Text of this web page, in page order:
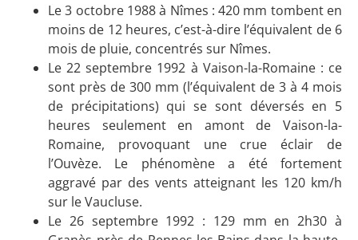
Le 3 octobre 1988 à Nîmes : 420 mm tombent en
moins de 12 heures, c’est-à-dire l’équivalent de 6
mois de pluie, concentrés sur Nîmes.
Le 22 septembre 1992 à Vaison-la-Romaine : ce
sont près de 300 mm (l’équivalent de 3 à 4 mois
de précipitations) qui se sont déversés en 5
heures seulement en amont de Vaison-la-
Romaine, provoquant une crue éclair de
l’Ouvèze. Le phénomène a été fortement
aggravé par des vents atteignant les 120 km/h
sur le Vaucluse.
Le 26 septembre 1992 : 129 mm en 2h30 à